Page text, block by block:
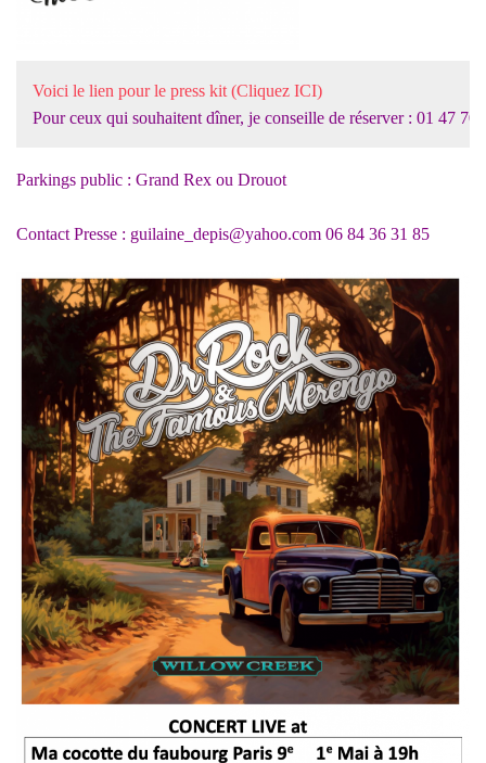
Voici le lien pour le press kit (Cliquez ICI)
Pour ceux qui souhaitent dîner, je conseille de réserver : 01 47 70
Parkings public : Grand Rex ou Drouot
Contact Presse : guilaine_depis@yahoo.com 06 84 36 31 85